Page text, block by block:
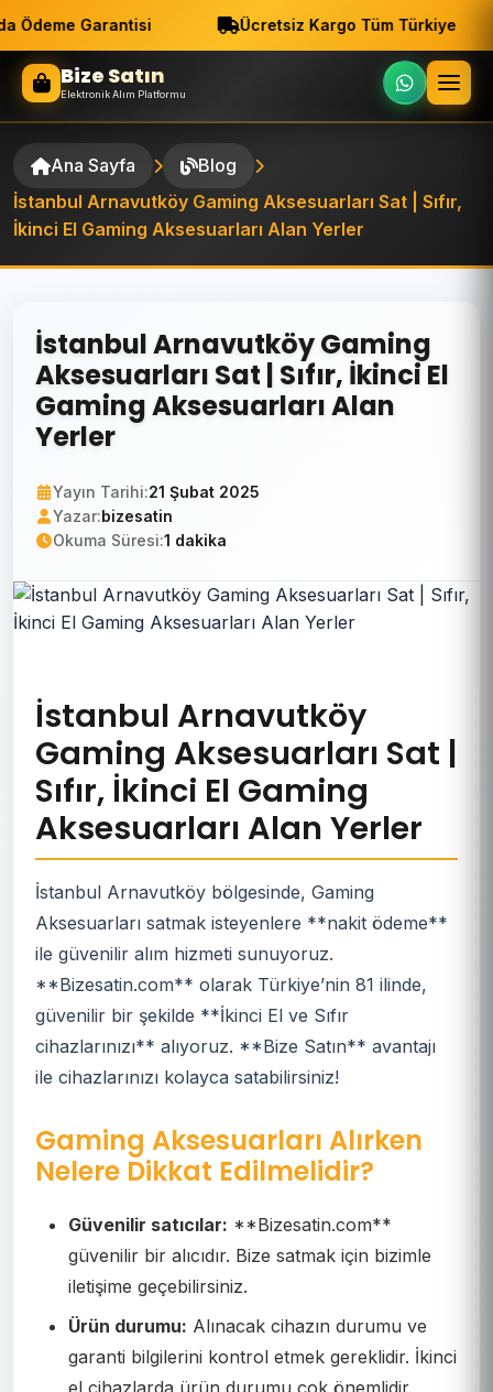
Ödeme Garantisi Ücretsiz Kargo Tüm Türkiye
Bize Satın
Elektronik Alım Platformu
Ana Sayfa
Blog
İstanbul Arnavutköy Gaming Aksesuarları Sat | Sıfır,
İkinci El Gaming Aksesuarları Alan Yerler
İstanbul Arnavutköy Gaming
Aksesuarları Sat | Sıfır, İkinci El
Gaming Aksesuarları Alan
Yerler
Yayın Tarihi:21 Şubat 2025
Yazar:bizesatin
Okuma Süresi:1 dakika
İstanbul Arnavutköy
Gaming Aksesuarları Sat |
Sıfır, İkinci El Gaming
Aksesuarları Alan Yerler
İstanbul Arnavutköy bölgesinde, Gaming
Aksesuarları satmak isteyenlere **nakit ödeme**
ile güvenilir alım hizmeti sunuyoruz.
**Bizesatin.com** olarak Türkiye’nin 81 ilinde,
güvenilir bir şekilde **İkinci El ve Sıfır
cihazlarınızı** alıyoruz. **Bize Satın** avantajı
ile cihazlarınızı kolayca satabilirsiniz!
Gaming Aksesuarları Alırken
Nelere Dikkat Edilmelidir?
Güvenilir satıcılar: **Bizesatin.com**
güvenilir bir alıcıdır. Bize satmak için bizimle
iletişime geçebilirsiniz.
Ürün durumu: Alınacak cihazın durumu ve
garanti bilgilerini kontrol etmek gereklidir. İkinci
el cihazlarda ürün durumu çok önemlidir.